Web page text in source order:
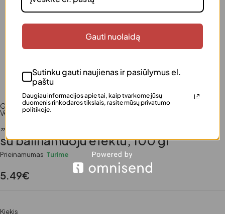
Grožiui,Kosmetika,Kosmetika,Moterims,Vaikams,
Veido priemonės
„HIH“ prabangi valomoji dantų pasta
su balinamuoju efektu, 100 gr
Prieinamumas Turime
5.49€
Kiekis
Gauti nuolaidą
Sutinku gauti naujienas ir pasiūlymus el.
paštu
Daugiau informacijos apie tai, kaip tvarkome jūsų
duomenis rinkodaros tikslais, rasite mūsų privatumo
politikoje.